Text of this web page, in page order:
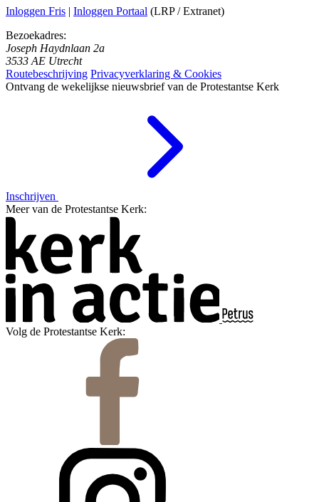
Inloggen Fris | Inloggen Portaal (LRP / Extranet)
Bezoekadres:
Joseph Haydnlaan 2a
3533 AE Utrecht
Routebeschrijving Privacyverklaring & Cookies
Ontvang de wekelijkse nieuwsbrief van de Protestantse Kerk
Inschrijven
Meer van de Protestantse Kerk:
Volg de Protestantse Kerk: